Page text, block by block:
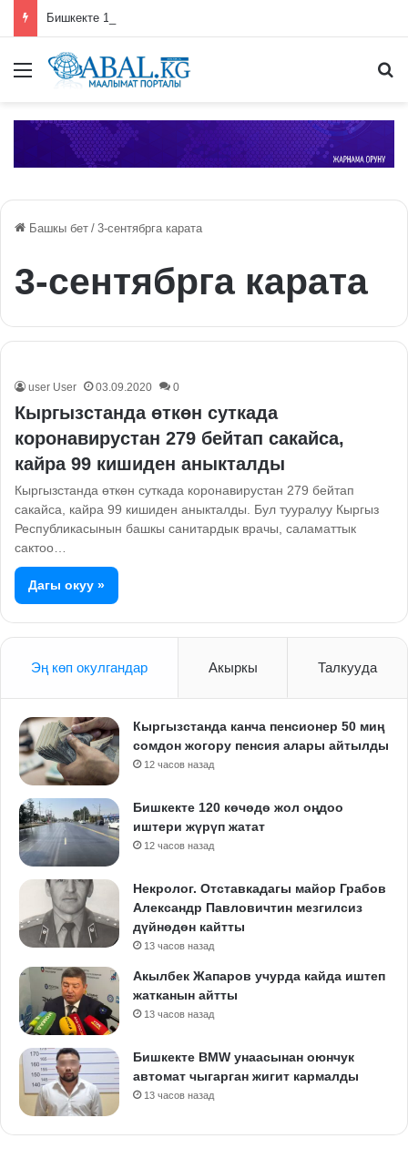
Бишкекте 120 көчөдө жол оңдоо иштери жүрүп жатат
Меню
Башкы бет / 3-сентябрга карата
3-сентябрга карата
user User 03.09.2020 0
Кыргызстанда өткөн суткада
коронавирустан 279 бейтап сакайса,
кайра 99 кишиден аныкталды
Кыргызстанда өткөн суткада коронавирустан 279 бейтап
сакайса, кайра 99 кишиден аныкталды. Бул тууралуу Кыргыз
Республикасынын башкы санитардык врачы, саламаттык
сактоо…
Дагы окуу »
Эң көп окулгандар Акыркы Талкууда
Кыргызстанда канча пенсионер 50 миң
сомдон жогору пенсия алары айтылды
12 часов назад
Бишкекте 120 көчөдө жол оңдоо
иштери жүрүп жатат
12 часов назад
Некролог. Отставкадагы майор Грабов
Александр Павловичтин мезгилсиз
дүйнөдөн кайтты
13 часов назад
Акылбек Жапаров учурда кайда иштеп
жатканын айтты
13 часов назад
Бишкекте BMW унаасынан оюнчук
автомат чыгарган жигит кармалды
13 часов назад